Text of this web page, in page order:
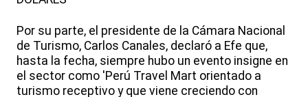
Por su parte, el presidente de la Cámara Nacional
de Turismo, Carlos Canales, declaró a Efe que,
hasta la fecha, siempre hubo un evento insigne en
el sector como 'Perú Travel Mart orientado a
turismo receptivo y que viene creciendo con